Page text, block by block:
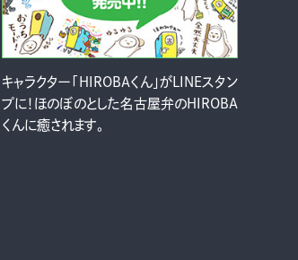
キャラクター「HIROBAくん」がLINEスタン
プに！ほのぼのとした名古屋弁のHIROBA
くんに癒されます。